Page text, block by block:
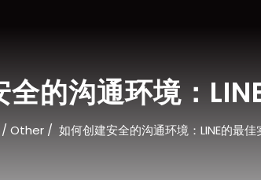
的沟通环境：
/ Other / 如何创建安全的沟通环境：LINE的最佳